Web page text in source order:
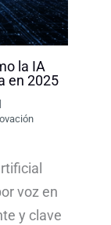
la IA
en 2025
|
voz en
y clave